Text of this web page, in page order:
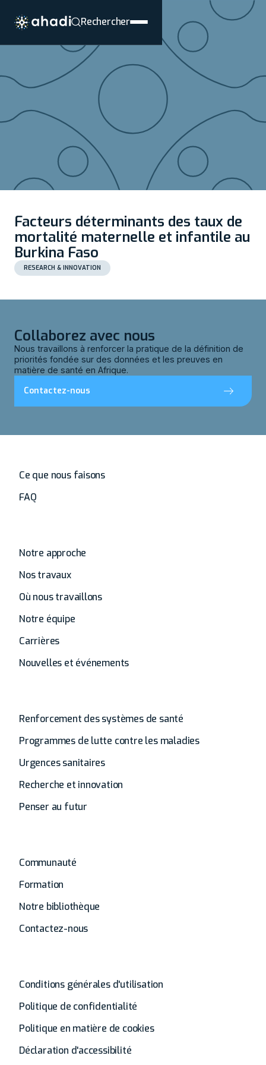
Rechercher
Facteurs déterminants des taux de
mortalité maternelle et infantile au
Burkina Faso
RESEARCH & INNOVATION
Collaborez avec nous
Nous travaillons à renforcer la pratique de la définition de
priorités fondée sur des données et les preuves en
matière de santé en Afrique.
Contactez-nous
Ce que nous faisons
FAQ
Notre approche
Nos travaux
Où nous travaillons
Notre équipe
Carrières
Nouvelles et événements
Renforcement des systèmes de santé
Programmes de lutte contre les maladies
Urgences sanitaires
Recherche et innovation
Penser au futur
Communauté
Formation
Notre bibliothèque
Contactez-nous
Conditions générales d'utilisation
Politique de confidentialité
Politique en matière de cookies
Déclaration d'accessibilité